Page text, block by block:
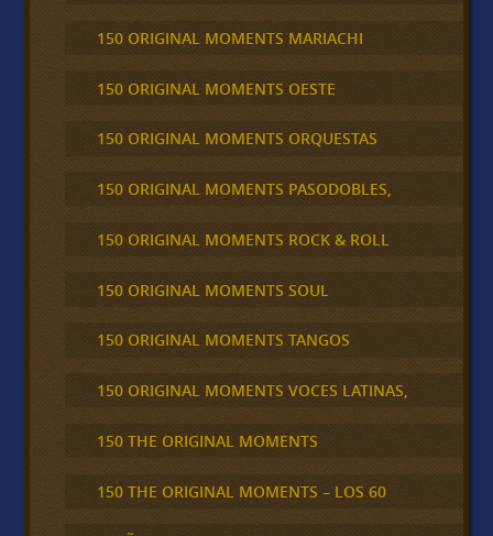
150 ORIGINAL MOMENTS MARIACHI
150 ORIGINAL MOMENTS OESTE
150 ORIGINAL MOMENTS ORQUESTAS
150 ORIGINAL MOMENTS PASODOBLES,
150 ORIGINAL MOMENTS ROCK & ROLL
150 ORIGINAL MOMENTS SOUL
150 ORIGINAL MOMENTS TANGOS
150 ORIGINAL MOMENTS VOCES LATINAS,
150 THE ORIGINAL MOMENTS
150 THE ORIGINAL MOMENTS – LOS 60